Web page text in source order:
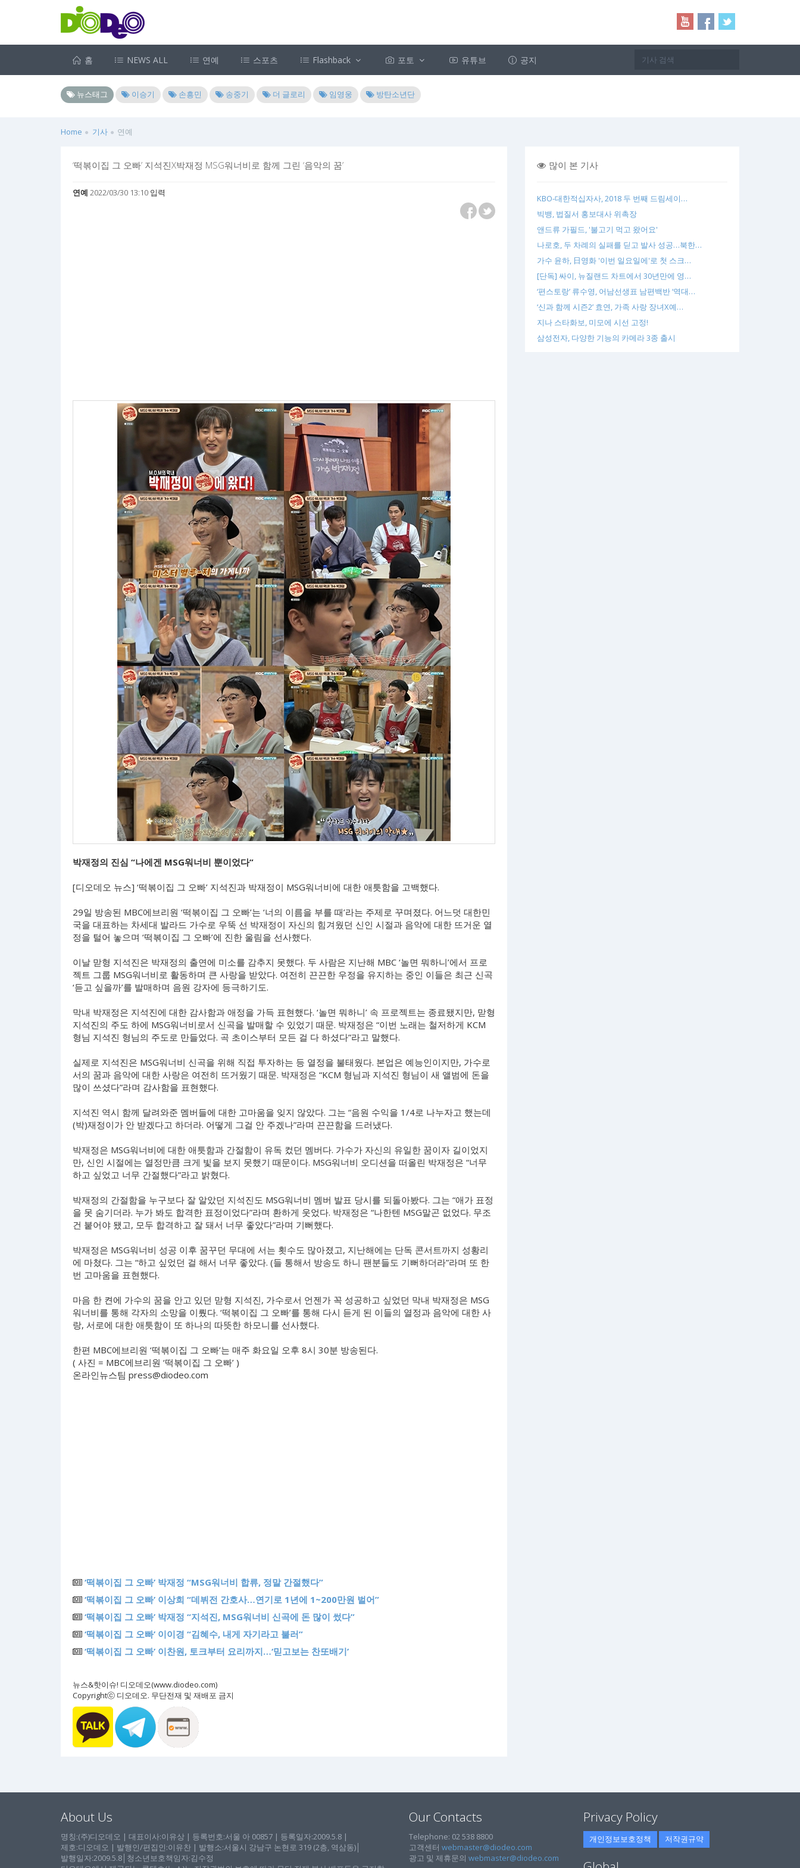
홈 NEWS ALL 연예 스포츠 Flashback 포토 유튜브 공지
뉴스태그 이승기 손흥민 송중기 더 글로리 임영웅 방탄소년단
Home 기사 연예
‘떡볶이집 그 오빠’ 지석진X박재정 MSG워너비로 함께 그린 ‘음악의 꿈’
연예 2022/03/30 13:10 입력
박재정의 진심 “나에겐 MSG워너비 뿐이었다”
[디오데오 뉴스] ‘떡볶이집 그 오빠’ 지석진과 박재정이 MSG워너비에 대한 애틋함을 고백했다.
29일 방송된 MBC에브리원 ‘떡볶이집 그 오빠’는 ‘너의 이름을 부를 때’라는 주제로 꾸며졌다. 어느덧 대한민
국을 대표하는 차세대 발라드 가수로 우뚝 선 박재정이 자신의 힘겨웠던 신인 시절과 음악에 대한 뜨거운 열
정을 털어 놓으며 ‘떡볶이집 그 오빠’에 진한 울림을 선사했다.
이날 맏형 지석진은 박재정의 출연에 미소를 감추지 못했다. 두 사람은 지난해 MBC ‘놀면 뭐하니’에서 프로
젝트 그룹 MSG워너비로 활동하며 큰 사랑을 받았다. 여전히 끈끈한 우정을 유지하는 중인 이들은 최근 신곡
‘듣고 싶을까’를 발매하며 음원 강자에 등극하기도.
막내 박재정은 지석진에 대한 감사함과 애정을 가득 표현했다. ‘놀면 뭐하니’ 속 프로젝트는 종료됐지만, 맏형
지석진의 주도 하에 MSG워너비로서 신곡을 발매할 수 있었기 때문. 박재정은 “이번 노래는 철저하게 KCM
형님 지석진 형님의 주도로 만들었다. 곡 초이스부터 모든 걸 다 하셨다”라고 말했다.
실제로 지석진은 MSG워너비 신곡을 위해 직접 투자하는 등 열정을 불태웠다. 본업은 예능인이지만, 가수로
서의 꿈과 음악에 대한 사랑은 여전히 뜨거웠기 때문. 박재정은 “KCM 형님과 지석진 형님이 새 앨범에 돈을
많이 쓰셨다”라며 감사함을 표현했다.
지석진 역시 함께 달려와준 멤버들에 대한 고마움을 잊지 않았다. 그는 “음원 수익을 1/4로 나누자고 했는데
(박)재정이가 안 받겠다고 하더라. 어떻게 그걸 안 주겠나”라며 끈끈함을 드러냈다.
박재정은 MSG워너비에 대한 애틋함과 간절함이 유독 컸던 멤버다. 가수가 자신의 유일한 꿈이자 길이었지
만, 신인 시절에는 열정만큼 크게 빛을 보지 못했기 때문이다. MSG워너비 오디션을 떠올린 박재정은 “너무
하고 싶었고 너무 간절했다”라고 밝혔다.
박재정의 간절함을 누구보다 잘 알았던 지석진도 MSG워너비 멤버 발표 당시를 되돌아봤다. 그는 “애가 표정
을 못 숨기더라. 누가 봐도 합격한 표정이었다”라며 환하게 웃었다. 박재정은 “나한텐 MSG말곤 없었다. 무조
건 붙어야 됐고, 모두 합격하고 잘 돼서 너무 좋았다”라며 기뻐했다.
박재정은 MSG워너비 성공 이후 꿈꾸던 무대에 서는 횟수도 많아졌고, 지난해에는 단독 콘서트까지 성황리
에 마쳤다. 그는 “하고 싶었던 걸 해서 너무 좋았다. (들 통해서 방송도 하니 팬분들도 기뻐하더라”라며 또 한
번 고마움을 표현했다.
마음 한 켠에 가수의 꿈을 안고 있던 맏형 지석진, 가수로서 언젠가 꼭 성공하고 싶었던 막내 박재정은 MSG
워너비를 통해 각자의 소망을 이뤘다. ‘떡볶이집 그 오빠’를 통해 다시 듣게 된 이들의 열정과 음악에 대한 사
랑, 서로에 대한 애틋함이 또 하나의 따뜻한 하모니를 선사했다.
한편 MBC에브리원 ‘떡볶이집 그 오빠’는 매주 화요일 오후 8시 30분 방송된다.
( 사진 = MBC에브리원 ‘떡볶이집 그 오빠’ )
온라인뉴스팀 press@diodeo.com
‘떡볶이집 그 오빠’ 박재정 “MSG워너비 합류, 정말 간절했다”
‘떡볶이집 그 오빠’ 이상희 “데뷔전 간호사…연기로 1년에 1~200만원 벌어”
‘떡볶이집 그 오빠’ 박재정 “지석진, MSG워너비 신곡에 돈 많이 썼다”
‘떡볶이집 그 오빠’ 이이경 “김혜수, 내게 자기라고 불러”
‘떡볶이집 그 오빠’ 이찬원, 토크부터 요리까지…‘믿고보는 찬또배기’
뉴스&핫이슈! 디오데오(www.diodeo.com)
Copyrightⓒ 디오데오. 무단전재 및 재배포 금지
많이 본 기사
KBO-대한적십자사, 2018 두 번째 드림세이…
빅뱅, 법질서 홍보대사 위촉장
앤드류 가필드, '불고기 먹고 왔어요'
나로호, 두 차례의 실패를 딛고 발사 성공…북한…
가수 윤하, 日영화 '이번 일요일에'로 첫 스크…
[단독] 싸이, 뉴질랜드 차트에서 30년만에 영…
‘편스토랑’ 류수영, 어남선생표 남편백반 ‘역대…
‘신과 함께 시즌2’ 효연, 가족 사랑 장녀X예…
지나 스타화보, 미모에 시선 고정!
삼성전자, 다양한 기능의 카메라 3종 출시
About Us
명칭:(주)디오데오 | 대표이사:이유상 | 등록번호:서울 아 00857 | 등록일자:2009.5.8 |
제호:디오데오 | 발행인/편집인:이유찬 | 발행소:서울시 강남구 논현로 319 (2층, 역삼동)│
발행일자:2009.5.8│청소년보호책임자:김수정
Our Contacts
Telephone: 02 538 8800
고객센터 webmaster@diodeo.com
광고 및 제휴문의 webmaster@diodeo.com
Privacy Policy
개인정보보호정책 저작권규약